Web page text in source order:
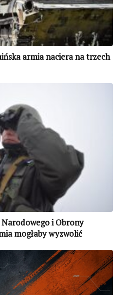
armia naciera na trzech
i Obrony
mogłaby wyzwolić